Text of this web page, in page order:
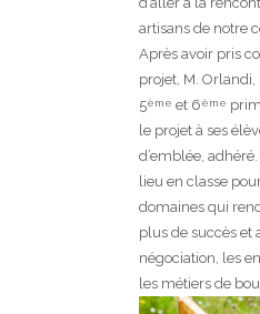
artisans de notre
Après avoir pris
projet, M. Orlandi,
5ème et 6ème
le projet à ses
d’emblée,
lieu en classe
domaines qui
plus de succès et
négociation, les
les métiers de